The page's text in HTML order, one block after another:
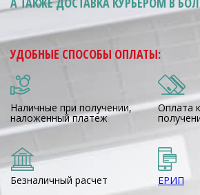
УДОБНЫЕ СПОСОБЫ ОПЛАТЫ:
Наличные при получении,
наложенный платеж
Оплата
Безналичный расчет ЕРИП